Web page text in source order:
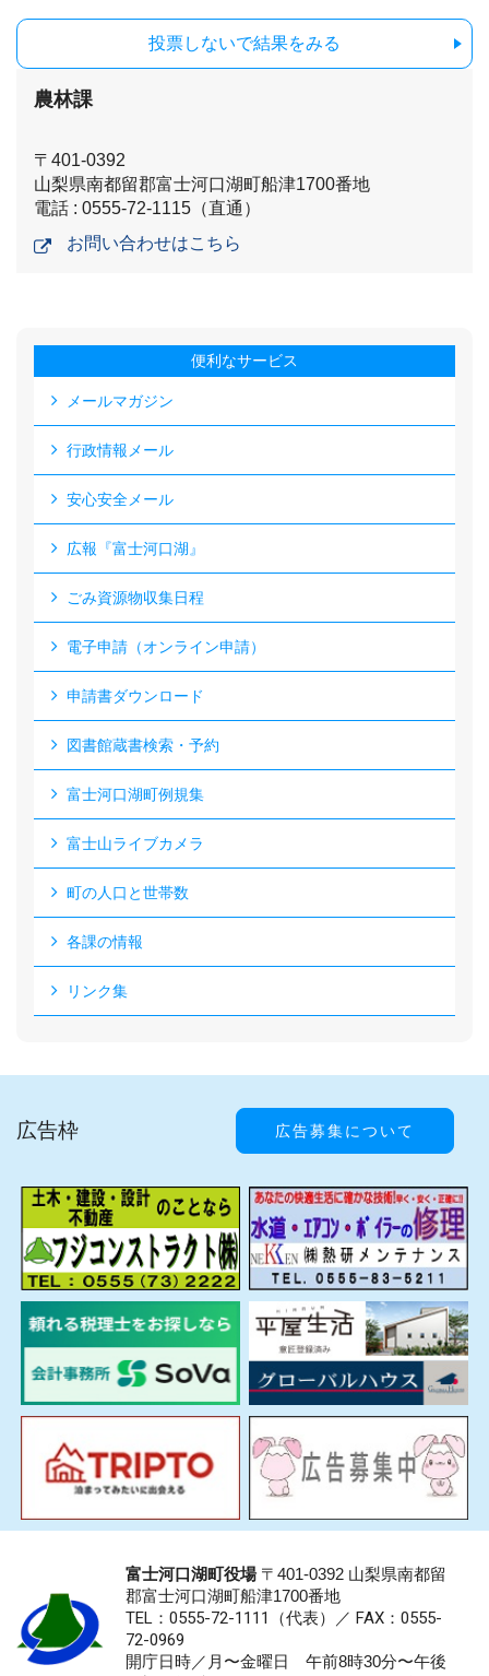
投票しないで結果をみる
農林課
〒401-0392
山梨県南都留郡富士河口湖町船津1700番地
電話 : 0555-72-1115（直通）
お問い合わせはこちら
便利なサービス
メールマガジン
行政情報メール
安心安全メール
広報『富士河口湖』
ごみ資源物収集日程
電子申請（オンライン申請）
申請書ダウンロード
図書館蔵書検索・予約
富士河口湖町例規集
富士山ライブカメラ
町の人口と世帯数
各課の情報
リンク集
広告枠 広告募集について
富士河口湖町役場〒401-0392 山梨県南都留
郡富士河口湖町船津1700番地
TEL：0555-72-1111 （代表）／ FAX：0555-
72-0969
開庁日時／月〜金曜日 午前8時30分〜午後